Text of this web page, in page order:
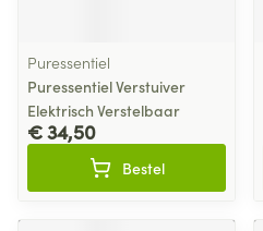
Puressentiel
Puressentiel Verstuiver
Elektrisch Verstelbaar
€ 34,50
Bestel